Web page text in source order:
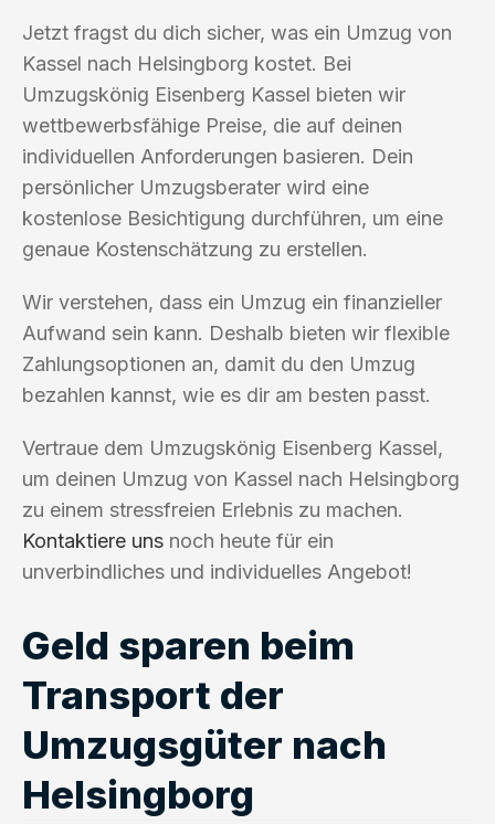
Jetzt fragst du dich sicher, was ein Umzug von
Kassel nach Helsingborg kostet. Bei
Umzugskönig Eisenberg Kassel bieten wir
wettbewerbsfähige Preise, die auf deinen
individuellen Anforderungen basieren. Dein
persönlicher Umzugsberater wird eine
kostenlose Besichtigung durchführen, um eine
genaue Kostenschätzung zu erstellen.
Wir verstehen, dass ein Umzug ein finanzieller
Aufwand sein kann. Deshalb bieten wir flexible
Zahlungsoptionen an, damit du den Umzug
bezahlen kannst, wie es dir am besten passt.
Vertraue dem Umzugskönig Eisenberg Kassel,
um deinen Umzug von Kassel nach Helsingborg
zu einem stressfreien Erlebnis zu machen.
Kontaktiere uns noch heute für ein
unverbindliches und individuelles Angebot!
Geld sparen beim
Transport der
Umzugsgüter nach
Helsingborg